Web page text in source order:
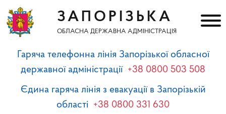
ЗАПОРІЗЬКА
ОБЛАСНА ДЕРЖАВНА АДМІНІСТРАЦІЯ
Гаряча телефонна лінія Запорізької обласної
державної адміністрації +38 0800 503 508
Єдина гаряча лінія з евакуації в Запорізькій
області +38 0800 331 630